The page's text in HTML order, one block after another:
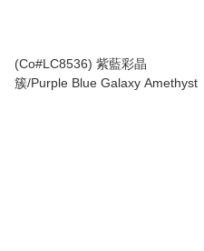
(Co#LC8536) 紫藍彩晶
簇/Purple Blue Galaxy Amethyst